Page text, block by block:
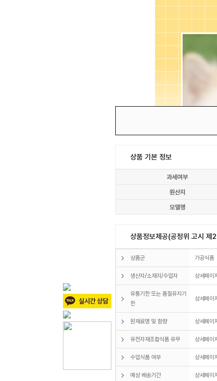
상품 기본 정보
과세여부
원산지
모델명
상품정보제공(공정위 고시
상품군 가공식품
생산자/소재지/수입자 상세페이
유통기한 또는 품질유지기
한
상세페이
원재료명 및 함량 상세페이
유전자재조합식품 유무 상세페이
수입식품 여부 상세페이
예상 배송기간 상세페이